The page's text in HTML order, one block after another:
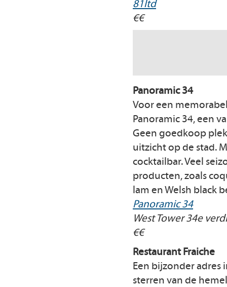
81ltd
€€
Panoramic 34
Voor een
Panoramic 34, een
Geen goedkoop
uitzicht op de stad.
cocktailbar. Veel
producten, zoals
lam en Welsh black
Panoramic 34
West Tower 34e
€€
Restaurant Fraiche
Een bijzonder adres
sterren van de